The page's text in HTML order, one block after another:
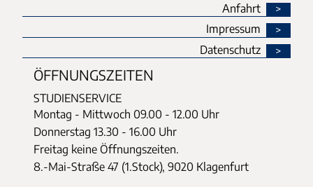
Anfahrt
Impressum
Datenschutz
ÖFFNUNGSZEITEN
STUDIENSERVICE
Montag - Mittwoch 09.00 - 12.00 Uhr
Donnerstag 13.30 - 16.00 Uhr
Freitag keine Öffnungszeiten.
8.-Mai-Straße 47 (1.Stock), 9020 Klagenfurt